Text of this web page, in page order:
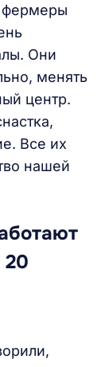
фермеры
Они
менять
центр.
Все их
нашей
20